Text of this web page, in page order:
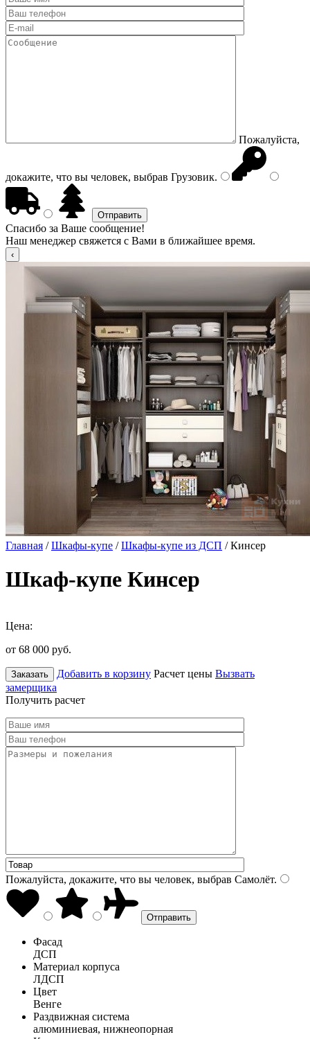
Пожалуйста,
докажите, что вы человек, выбрав Грузовик.
Спасибо за Ваше сообщение!
Наш менеджер свяжется с Вами в ближайшее время.
Главная /Шкафы-купе /Шкафы-купе из ДСП / Кинсер
Шкаф-купе Кинсер
Цена:
от 68 000 руб.
Заказать Добавить в корзину Расчет цены Вызвать
замерщика
Получить расчет
Пожалуйста, докажите, что вы человек, выбрав Самолёт.
Фасад
ДСП
Материал корпуса
ЛДСП
Цвет
Венге
Раздвижная система
алюминиевая, нижнеопорная